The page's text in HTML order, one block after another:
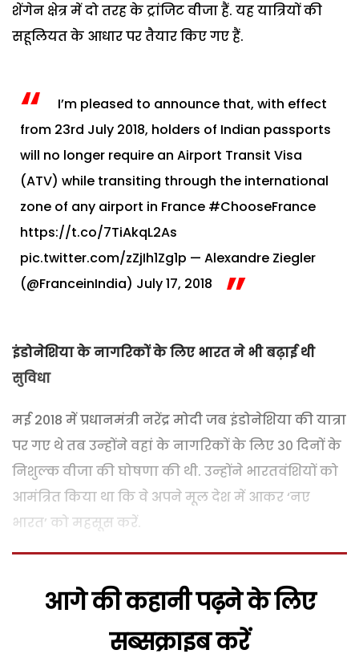
शेंगेन क्षेत्र में दो तरह के ट्रांजिट वीजा हैं. यह यात्रियों की
सहूलियत के आधार पर तैयार किए गए हैं.
I’m pleased to announce that, with effect
from 23rd July 2018, holders of Indian passports
will no longer require an Airport Transit Visa
(ATV) while transiting through the international
zone of any airport in France #ChooseFrance
https://t.co/7TiAkqL2As
pic.twitter.com/zZjIh1Zg1p — Alexandre Ziegler
(@FranceinIndia) July 17, 2018
इंडोनेशिया के नागरिकों के लिए भारत ने भी बढ़ाई थी
सुविधा
मई 2018 में प्रधानमंत्री नरेंद्र मोदी जब इंडोनेशिया की यात्रा
पर गए थे तब उन्‍होंने वहां के नागरिकों के लिए 30 दिनों के
निशुल्क वीजा की घोषणा की थी. उन्‍होंने भारतवंशियों को
आमंत्रित किया था कि वे अपने मूल देश में आकर ‘नए
भारत’ को महसूस करें.
आगे की कहानी पढ़ने के लिए
सब्सक्राइब करें